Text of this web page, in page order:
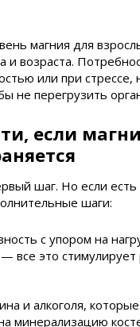
магния для
и возраста.
или при
не перегрузить
если
шаг. Но если
шаги:
с упором на
все это
и алкоголя,
минерализацию